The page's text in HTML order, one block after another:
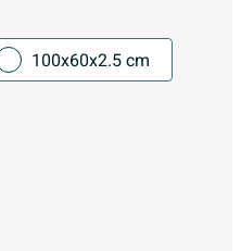
100x60x2.5 cm